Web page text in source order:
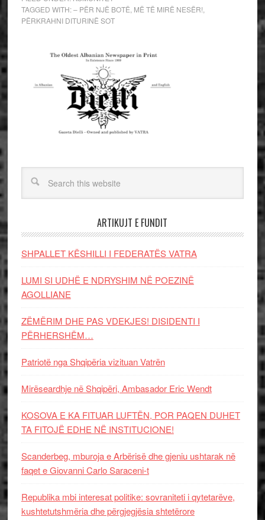
TAGGED WITH:– PËR NJË BOTË MË TË MIRË NESËR!
PËRKRAHNI DITURINË SOT
ARTIKUJT E FUNDIT
SHPALLET KËSHILLI I FEDERATËS VATRA
LUMI SI UDHË E NDRYSHIM NË POEZINË
AGOLLIANE
ZËMËRIM DHE PAS VDEKJES! DISIDENTI I
PËRHERSHËM…
Patriotë nga Shqipëria vizituan Vatrën
Mirëseardhje në Shqipëri, Ambasador Eric Wendt
KOSOVA E KA FITUAR LUFTËN, POR PAQEN DUHET
TA FITOJË EDHE NË INSTITUCIONE!
Scanderbeg, mburoja e Arbërisë dhe gjeniu ushtarak në
faqet e Giovanni Carlo Saraceni-t
Republika mbi interesat politike: sovraniteti i qytetarëve,
kushtetutshmëria dhe përgjegjësia shtetërore